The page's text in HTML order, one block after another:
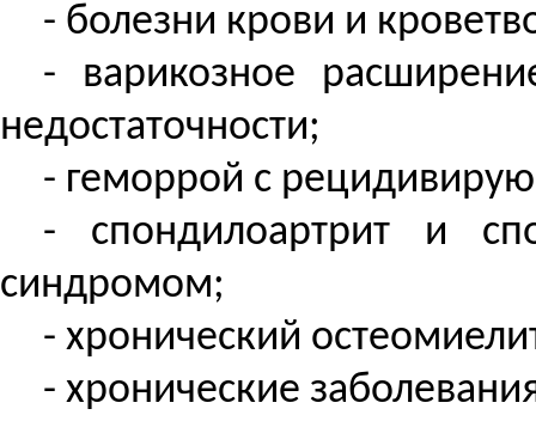
- болезни крови и
- варикозное
недостаточности;
- геморрой с
- спондилоартрит и
синдромом;
- хронический
- хронические